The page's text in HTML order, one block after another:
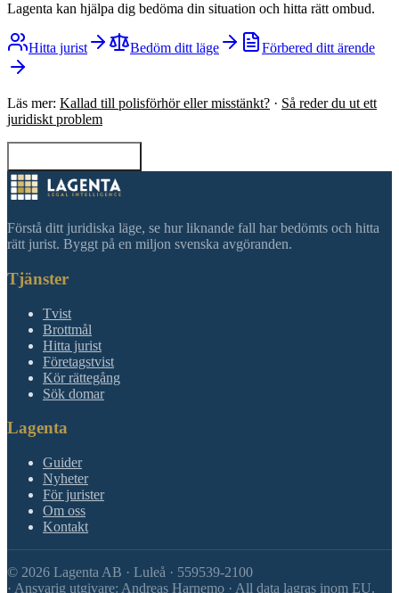
Lagenta kan hjälpa dig bedöma din situation och hitta rätt ombud.
Hitta jurist Bedöm ditt läge Förbered ditt ärende
Läs mer: Kallad till polisförhör eller misstänkt? · Så reder du ut ett
juridiskt problem
Förstå ditt juridiska läge, se hur liknande fall har bedömts och hitta
rätt jurist. Byggt på en miljon svenska avgöranden.
Tjänster
Tvist
Brottmål
Hitta jurist
Företagstvist
Kör rättegång
Sök domar
Lagenta
Guider
Nyheter
För jurister
Om oss
Kontakt
© 2026 Lagenta AB · Luleå · 559539-2100
· Ansvarig utgivare: Andreas Harnemo · All data lagras inom EU.